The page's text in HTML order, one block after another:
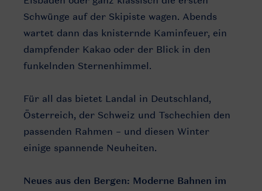
Schwünge auf der Skipiste wagen. Abends
wartet dann das knisternde Kaminfeuer, ein
dampfender Kakao oder der Blick in den
funkelnden Sternenhimmel.
Für all das bietet Landal in Deutschland,
Österreich, der Schweiz und Tschechien den
passenden Rahmen – und diesen Winter
einige spannende Neuheiten.
Neues aus den Bergen: Moderne Bahnen im